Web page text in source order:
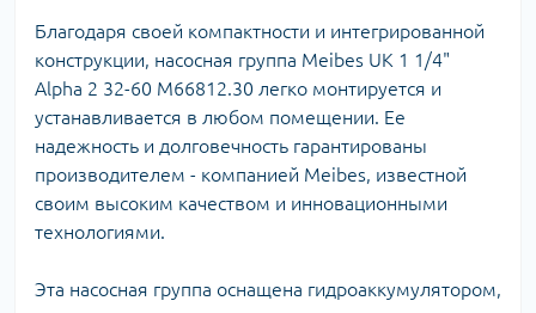
Благодаря своей компактности и интегрированной
конструкции, насосная группа Meibes UK 1 1/4"
Alpha 2 32-60 M66812.30 легко монтируется и
устанавливается в любом помещении. Ее
надежность и долговечность гарантированы
производителем - компанией Meibes, известной
своим высоким качеством и инновационными
технологиями.
Эта насосная группа оснащена гидроаккумулятором,